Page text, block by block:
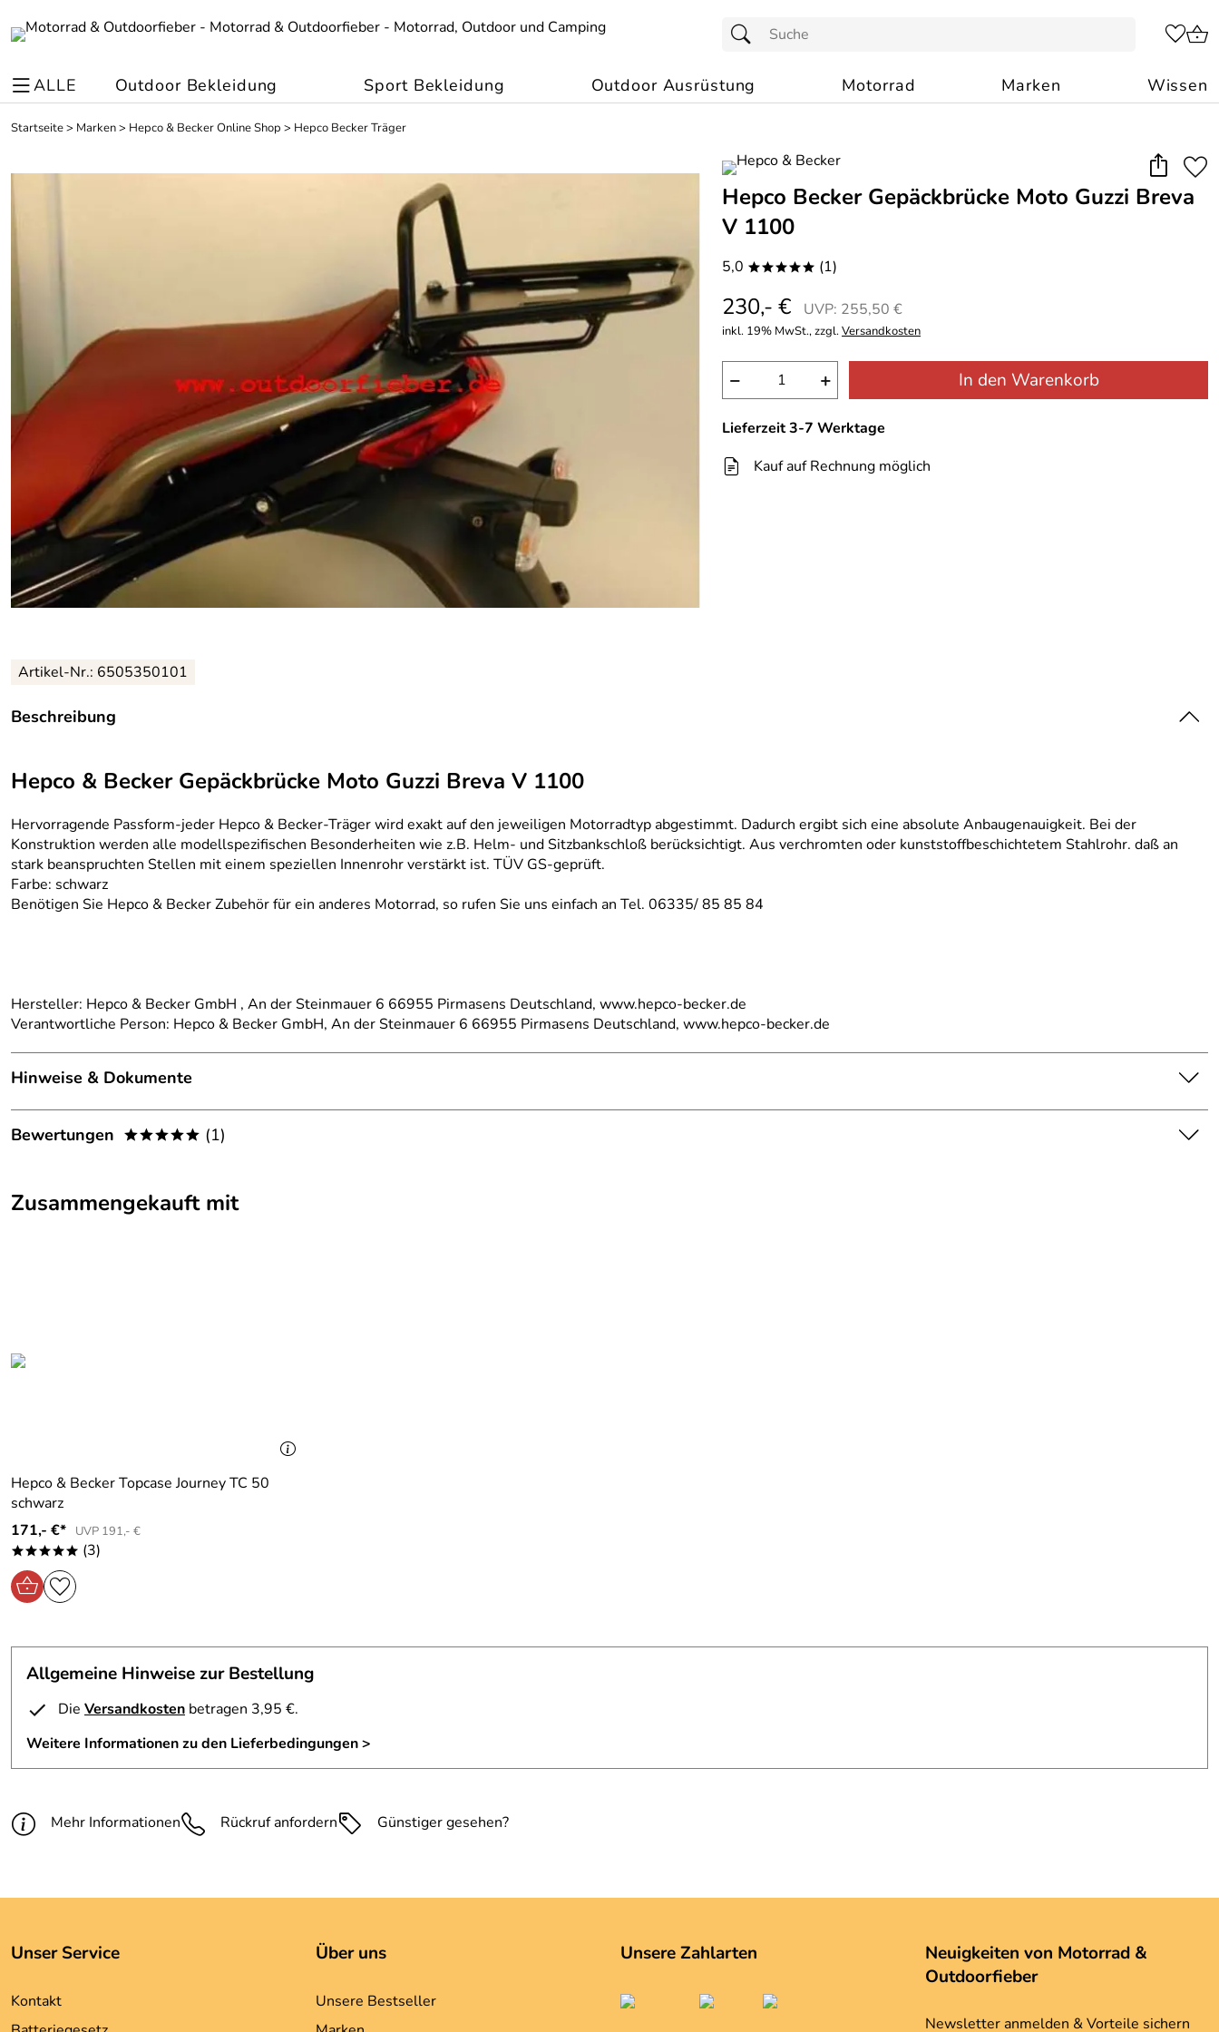
ALLE Outdoor Bekleidung Sport Bekleidung Outdoor Ausrüstung Motorrad Marken Wissen
Startseite> Marken> Hepco & Becker Online Shop > Hepco Becker Träger
Hepco Becker Gepäckbrücke Moto Guzzi Breva
V 1100
5,0 ***** (1)
230,- € UVP: 255,50 €
inkl. 19% MwSt., zzgl.Versandkosten
− + In den Warenkorb
Lieferzeit 3-7 Werktage
Kauf auf Rechnung möglich
Artikel-Nr.: 6505350101
Beschreibung
Hepco & Becker Gepäckbrücke Moto Guzzi Breva V 1100
Hervorragende Passform-jeder Hepco & Becker-Träger wird exakt auf den jeweiligen Motorradtyp abgestimmt. Dadurch ergibt sich eine absolute Anbaugenauigkeit. Bei der
Konstruktion werden alle modellspezifischen Besonderheiten wie z.B. Helm- und Sitzbankschloß berücksichtigt. Aus verchromten oder kunststoffbeschichtetem Stahlrohr. daß an
stark beanspruchten Stellen mit einem speziellen Innenrohr verstärkt ist. TÜV GS-geprüft.
Farbe: schwarz
Benötigen Sie Hepco & Becker Zubehör für ein anderes Motorrad, so rufen Sie uns einfach an Tel. 06335/ 85 85 84
Hersteller: Hepco & Becker GmbH , An der Steinmauer 6 66955 Pirmasens Deutschland, www.hepco-becker.de
Verantwortliche Person: Hepco & Becker GmbH, An der Steinmauer 6 66955 Pirmasens Deutschland, www.hepco-becker.de
Hinweise & Dokumente
Dokumente zum Download:
Bewertungen ***** (1)
Matthias
Zusammengekauft mit
Hepco & Becker Topcase Journey TC 50
schwarz
171,- €*
UVP 191,- €
***** (3)
Allgemeine Hinweise zur Bestellung
Die Versandkosten betragen 3,95 €.
Weitere Informationen zu den Lieferbedingungen >
Mehr Informationen Rückruf anfordern Günstiger gesehen?
Unser Service
Kontakt
Über uns
Unsere Bestseller
Unsere Zahlarten
Neuigkeiten von Motorrad &
Outdoorfieber
Newsletter anmelden & Vorteile sichern